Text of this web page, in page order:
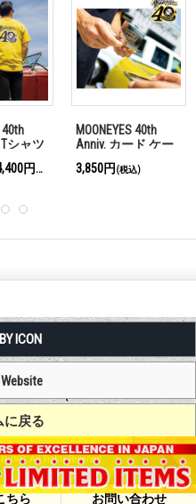
ちら お問い合わせ
40th
Tシャツ
3,520円～4,400円
(税込)
MOONEYES 40th
Anniv. カード ケー
3,850円 (税込)
ICON
戻る
INC. All Rights Reserved.